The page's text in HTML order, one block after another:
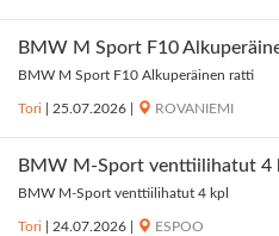
BMW M Sport F10
BMW M Sport F10 Alkuperäinen ratti
Tori 25.07.2026 ROVANIEMI
BMW M-Sport venttiilihatut 4
BMW M-Sport venttiilihatut 4 kpl
Tori 24.07.2026 ESPOO